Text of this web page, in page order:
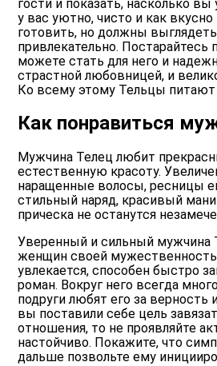
гости и показать, насколько вы
у вас уютно, чисто и как
готовить, но должны
привлекательно. Постарайтесь
можете стать для него и
страстной любовницей, и
Ко всему этому Тельцы питают
Как понравиться
Мужчина Телец любит
естественную красоту.
наращенные волосы, ресницы
стильный наряд, красивый
прическа не останутся
Уверенный и сильный мужчина
женщин своей
увлекается, способен быстро
роман. Вокруг него всегда
подруги любят его за верность
вы поставили себе цель
отношения, то не проявляйте
настойчиво. Покажите, что
дальше позвольте ему